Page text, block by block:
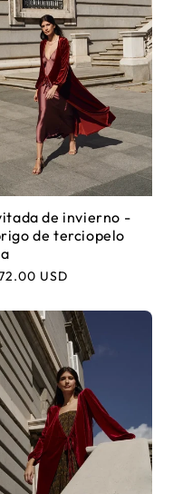
de invierno -
de terciopelo
habitual
USD